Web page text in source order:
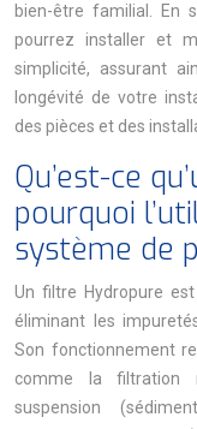
bien-être familial. En
pourrez installer et
simplicité, assurant
longévité de votre
des pièces et des
Qu’est-ce
pourquoi
système de
Un filtre Hydropure
éliminant les
Son fonctionnement
comme la filtration
suspension